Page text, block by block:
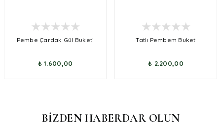
Pembe Çardak Gül Buketi
₺ 1.600,00
Tatlı Pembem Buket
₺ 2.200,00
BİZDEN HABERDAR OLUN